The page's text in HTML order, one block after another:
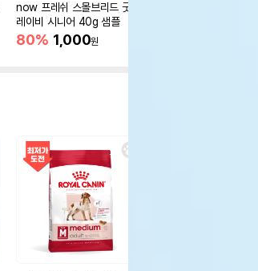
now 프레쉬 스몰브리드 굿 그
레이비 시니어 40g 샘플
80% 1,000원